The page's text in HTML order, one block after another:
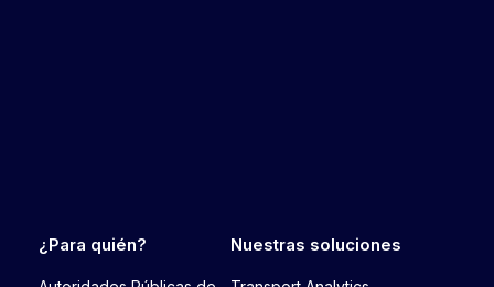
¿Para quién? Nuestras soluciones